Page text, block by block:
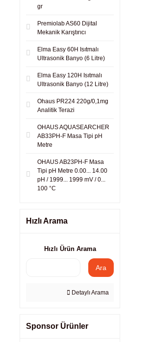
gr
Premiolab AS60 Dijital
Mekanik Karıştırıcı
Elma Easy 60H Isıtmalı
Ultrasonik Banyo (6 Litre)
Elma Easy 120H Isıtmalı
Ultrasonik Banyo (12 Litre)
Ohaus PR224 220g/0,1mg
Analitik Terazi
OHAUS AQUASEARCHER
AB33PH-F Masa Tipi pH
Metre
OHAUS AB23PH-F Masa
Tipi pH Metre 0.00... 14.00
pH / 1999... 1999 mV / 0...
100 °C
Hızlı Arama
Hızlı Ürün Arama
Ara
Detaylı Arama
Sponsor Ürünler